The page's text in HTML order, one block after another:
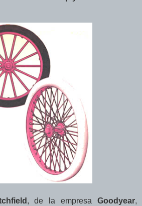
, de la empresa Goodyear,